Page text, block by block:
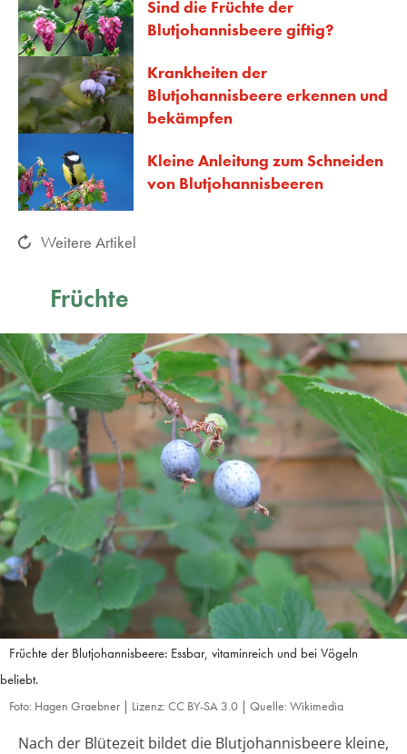
Sind die Früchte der
Blutjohannisbeere giftig?
Krankheiten der
Blutjohannisbeere erkennen und
bekämpfen
Kleine Anleitung zum Schneiden
von Blutjohannisbeeren
Weitere Artikel
Früchte
Früchte der Blutjohannisbeere: Essbar, vitaminreich und bei Vögeln
beliebt.
Foto: Hagen Graebner | Lizenz: CC BY-SA 3.0 | Quelle: Wikimedia
Nach der Blütezeit bildet die Blutjohannisbeere kleine,